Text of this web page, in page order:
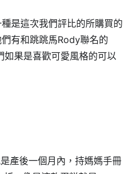
是這次我們評比的所購買的
有和跳跳馬Rody聯名的
果是喜歡可愛風格的可以
產後一個月內，持媽媽手冊